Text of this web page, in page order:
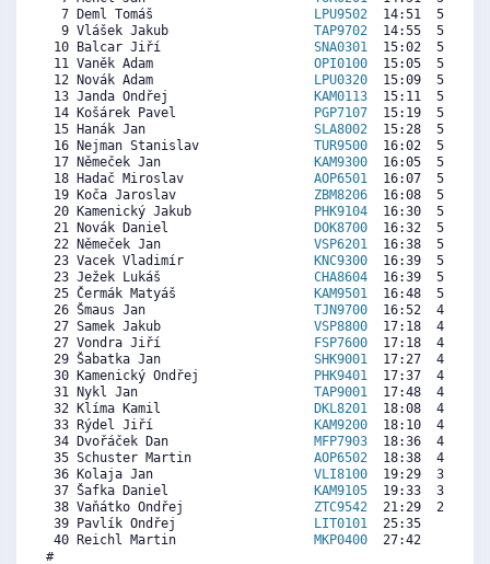
  7 Deml Tomáš
LPU9502
14:51  5904
  9 Vlášek Jakub
TAP9702
14:55  5874
10 Balcar Jiří SNA0301
15:02  5820
11 Vaněk Adam OPI0100
15:05  5797
12 Novák Adam
LPU0320
15:09  5767
13 Janda Ondřej
KAM0113
15:11  5751
14 Košárek Pavel
PGP7107
15:19  5690
15 Hanák Jan SLA8002
15:28  5621
16 Nejman Stanislav TUR9500
16:02  5362
17 Němeček Jan
KAM9300
16:05  5339
18 Hadač Miroslav AOP6501
16:07  5324
19 Koča Jaroslav ZBM8206
16:08  5316
20 Kamenický Jakub
PHK9104
16:30  5148
21 Novák Daniel
DOK8700
16:32  5133
22 Němeček Jan VSP6201
16:38  5087
23 Vacek Vladimír
KNC9300
16:39  5079
23 Ježek Lukáš CHA8604
16:39  5079
25 Čermák Matyáš
KAM9501
16:48  5010
26 Šmaus Jan TJN9700
16:52  4980
27 Samek Jakub VSP8800
17:18  4781
27 Vondra Jiří
FSP7600
17:18  4781
29 Šabatka Jan SHK9001
17:27  4713
30 Kamenický Ondřej
PHK9401
17:37  4636
31 Nykl Jan TAP9001
17:48  4552
32 Klíma Kamil
DKL8201
18:08  4399
33 Rýdel Jiří
KAM9200
18:10  4384
34 Dvořáček Dan MFP7903
18:36  4186
35 Schuster Martin AOP6502
18:38  4170
36 Kolaja Jan VLI8100
19:29  3781
37 Šafka Daniel
KAM9105
19:33  3750
38 Vaňátko Ondřej ZTC9542
21:29  2864
39 Pavlík Ondřej
LIT0101
25:35   985
40 Reichl Martin MKP0400
27:42    15